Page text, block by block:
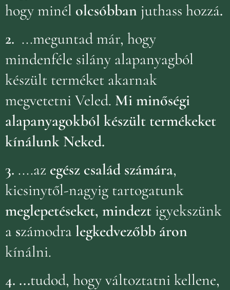
hogy minél olcsóbban juthass hozzá.
2. ...meguntad már, hogy
mindenféle silány alapanyagból
készült terméket akarnak
megvetetni Veled. Mi minőségi
alapanyagokból készült termékeket
kínálunk Neked.
3. ....az egész család számára,
kicsinytől-nagyig tartogatunk
meglepetéseket, mindezt igyekszünk
a számodralegkedvezőbb áron
kínálni.
4. ...tudod, hogy változtatni kellene,